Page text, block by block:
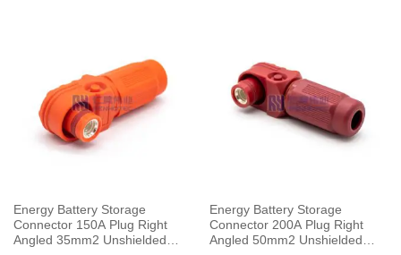
Energy Battery Storage
Connector 150A Plug Right
Angled 35mm2 Unshielded
Energy Battery Storage
Connector 200A Plug Right
Angled 50mm2 Unshielded